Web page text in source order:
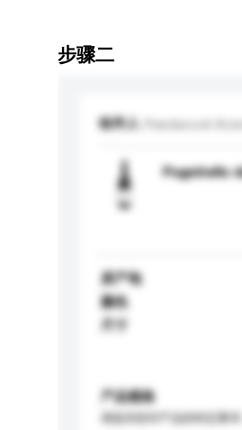
步骤二
收件人 Piandaccoli
Pugnitello
原产地
颜色
产品规格